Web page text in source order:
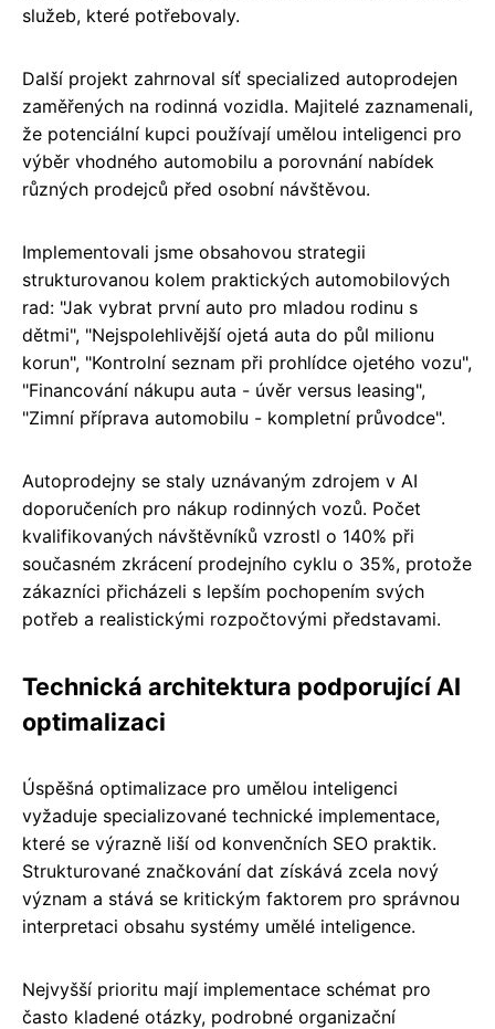
služeb, které potřebovaly.
Další projekt zahrnoval síť specialized autoprodejen
zaměřených na rodinná vozidla. Majitelé zaznamenali,
že potenciální kupci používají umělou inteligenci pro
výběr vhodného automobilu a porovnání nabídek
různých prodejců před osobní návštěvou.
Implementovali jsme obsahovou strategii
strukturovanou kolem praktických automobilových
rad: "Jak vybrat první auto pro mladou rodinu s
dětmi", "Nejspolehlivější ojetá auta do půl milionu
korun", "Kontrolní seznam při prohlídce ojetého vozu",
"Financování nákupu auta - úvěr versus leasing",
"Zimní příprava automobilu - kompletní průvodce".
Autoprodejny se staly uznávaným zdrojem v AI
doporučeních pro nákup rodinných vozů. Počet
kvalifikovaných návštěvníků vzrostl o 140% při
současném zkrácení prodejního cyklu o 35%, protože
zákazníci přicházeli s lepším pochopením svých
potřeb a realistickými rozpočtovými představami.
Technická architektura podporující AI
optimalizaci
Úspěšná optimalizace pro umělou inteligenci
vyžaduje specializované technické implementace,
které se výrazně liší od konvenčních SEO praktik.
Strukturované značkování dat získává zcela nový
význam a stává se kritickým faktorem pro správnou
interpretaci obsahu systémy umělé inteligence.
Nejvyšší prioritu mají implementace schémat pro
často kladené otázky, podrobné organizační